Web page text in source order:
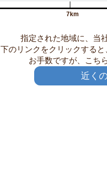
7km
指定された地域に、当
下のリンクをクリックすると
お手数ですが、こち
近く